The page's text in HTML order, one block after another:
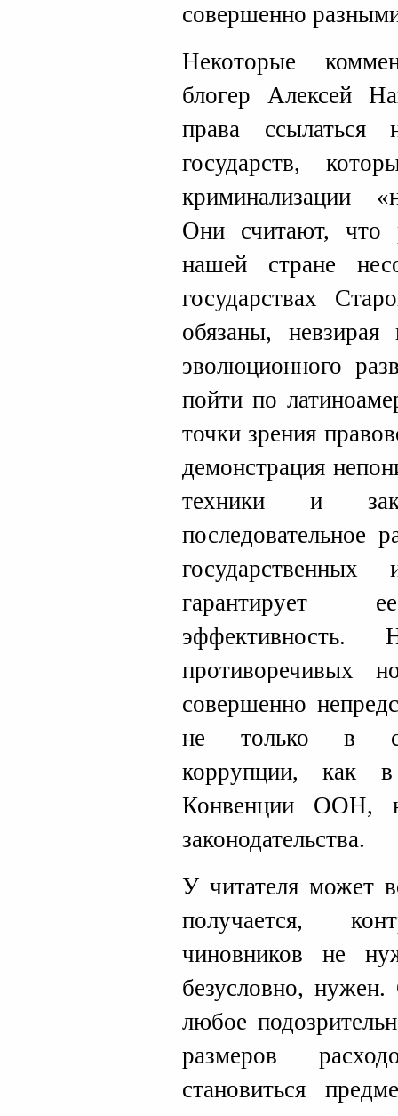
совершенно
Некоторые
блогер Алексей
права ссылаться
государств,
криминализации
Они считают, что
нашей стране
государствах
обязаны,
эволюционного
пойти по
точки зрения
демонстрация
техники и
последовательное
гарантирует
эффективность.
противоречивых
совершенно
не только в
коррупции, как
Конвенции ООН,
законодательства.
У читателя может
получается,
чиновников не
безусловно,
любое
размеров
становиться